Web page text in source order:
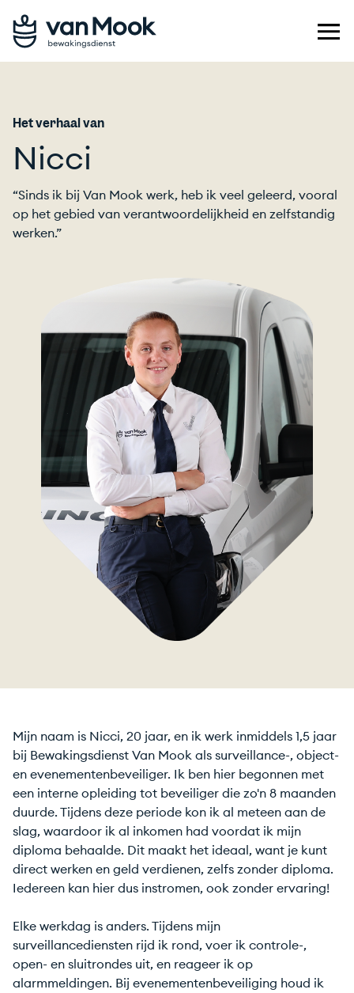
Het verhaal van
Nicci
“Sinds ik bij Van Mook werk, heb ik veel geleerd, vooral
op het gebied van verantwoordelijkheid en zelfstandig
werken.”
Mijn naam is Nicci, 20 jaar, en ik werk inmiddels 1,5 jaar
bij Bewakingsdienst Van Mook als surveillance-, object-
en evenementenbeveiliger. Ik ben hier begonnen met
een interne opleiding tot beveiliger die zo'n 8 maanden
duurde. Tijdens deze periode kon ik al meteen aan de
slag, waardoor ik al inkomen had voordat ik mijn
diploma behaalde. Dit maakt het ideaal, want je kunt
direct werken en geld verdienen, zelfs zonder diploma.
Iedereen kan hier dus instromen, ook zonder ervaring!
Elke werkdag is anders. Tijdens mijn
surveillancediensten rijd ik rond, voer ik controle-,
open- en sluitrondes uit, en reageer ik op
alarmmeldingen. Bij evenementenbeveiliging houd ik